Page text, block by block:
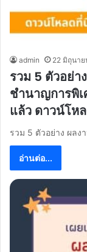
admin 22 มิถุนา
รวม 5 ตัวอย่า
ชำนาญการพิเ
แล้ว ดาวน์โห
รวม 5 ตัวอย่าง ผลง
อ่านต่อ...